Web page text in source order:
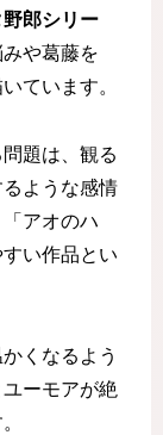
野郎シリー
や葛藤を
ています。
題は、観る
ような感情
アオのハ
い作品とい
くなるよう
ーモアが絶